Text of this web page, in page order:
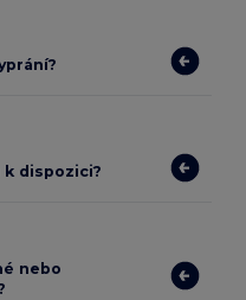
dispozici?
nebo